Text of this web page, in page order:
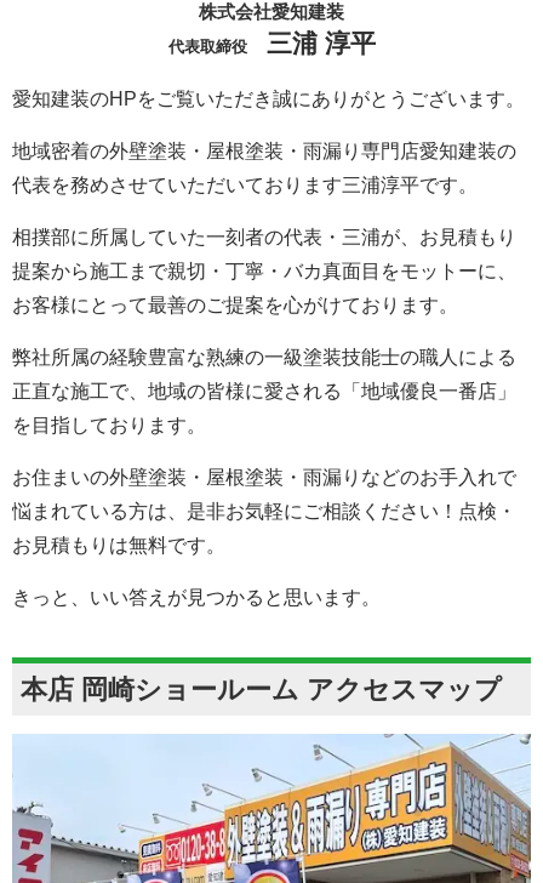
株式会社愛知建装
代表取締役 三浦 淳平
愛知建装のHPをご覧いただき誠にありがとうございます。
地域密着の外壁塗装・屋根塗装・雨漏り専門店愛知建装の
代表を務めさせていただいております三浦淳平です。
相撲部に所属していた一刻者の代表・三浦が、お見積もり
提案から施工まで親切・丁寧・バカ真面目をモットーに、
お客様にとって最善のご提案を心がけております。
弊社所属の経験豊富な熟練の一級塗装技能士の職人による
正直な施工で、地域の皆様に愛される「地域優良一番店」
を目指しております。
お住まいの外壁塗装・屋根塗装・雨漏りなどのお手入れで
悩まれている方は、是非お気軽にご相談ください！点検・
お見積もりは無料です。
きっと、いい答えが見つかると思います。
本店 岡崎ショールーム アクセスマップ